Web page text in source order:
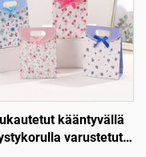
kääntyvällä
varustetut